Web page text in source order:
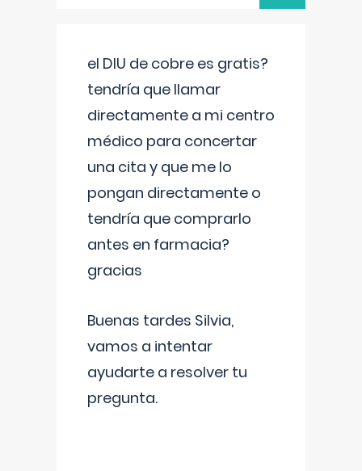
el DIU de cobre es gratis?
tendría que llamar
directamente a mi centro
médico para concertar
una cita y que me lo
pongan directamente o
tendría que comprarlo
antes en farmacia?
gracias
Buenas tardes Silvia,
vamos a intentar
ayudarte a resolver tu
pregunta.